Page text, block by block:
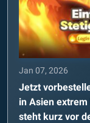
Jan 07, 2026
Jetzt
in Asien extrem
steht kurz vor